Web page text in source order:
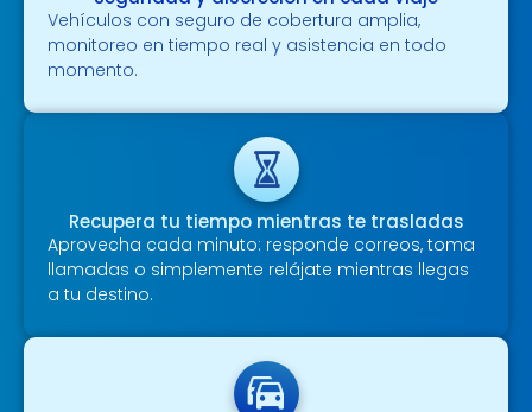
Vehículos con seguro de cobertura amplia,
monitoreo en tiempo real y asistencia en todo
momento.
Recupera tu tiempo mientras te trasladas
Aprovecha cada minuto: responde correos, toma
llamadas o simplemente relájate mientras llegas
a tu destino.